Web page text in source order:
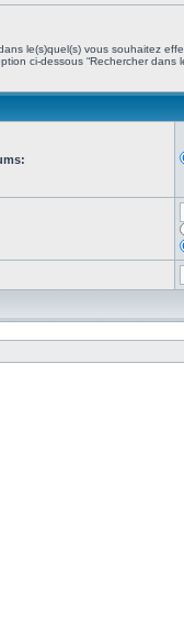
le(s)quel(s) vous souhaitez
ci-dessous “Rechercher dans